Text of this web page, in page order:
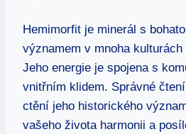
Hemimorfit je minerál s
významem v mnoha
Jeho energie je spojena s
vnitřním klidem. Správné
ctění jeho historického
vašeho života harmonii a